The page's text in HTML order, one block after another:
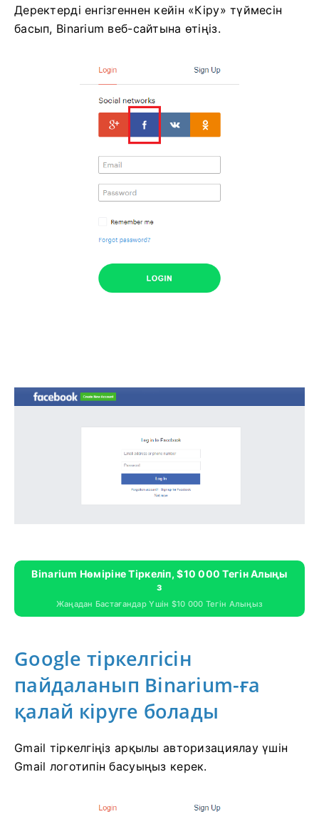
Деректерді енгізгеннен кейін «Кіру» түймесін
басып, Binarium веб-сайтына өтіңіз.
Binarium Нөміріне Тіркеліп, $10 000 Тегін Алыңы
З
Жаңадан Бастағандар Үшін $10 000 Тегін Алыңыз
Google тіркелгісін
пайдаланып Binarium-ға
қалай кіруге болады
Gmail тіркелгіңіз арқылы авторизациялау үшін
Gmail логотипін басуыңыз керек.